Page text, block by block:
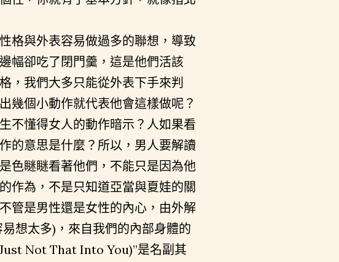
格與外表容易做過多的聯想，導致
幅卻吃了閉門羹，這是他們活該
，我們大多只能從外表下手來判
幾個小動作就代表他會這樣做呢？
不懂得女人的動作暗示？人如果看
的意思是什麼？所以，男人要解讀
色瞇瞇看著他們，不能只是因為他
作為，不是只知道亞當與夏娃的關
管是男性還是女性的內心，由外解
想太多)，來自我們的內部身體的
Not That Into You)”是名副其